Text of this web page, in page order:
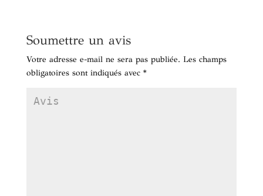
Soumettre un avis
Votre adresse e-mail ne sera pas publiée. Les champs
obligatoires sont indiqués avec *